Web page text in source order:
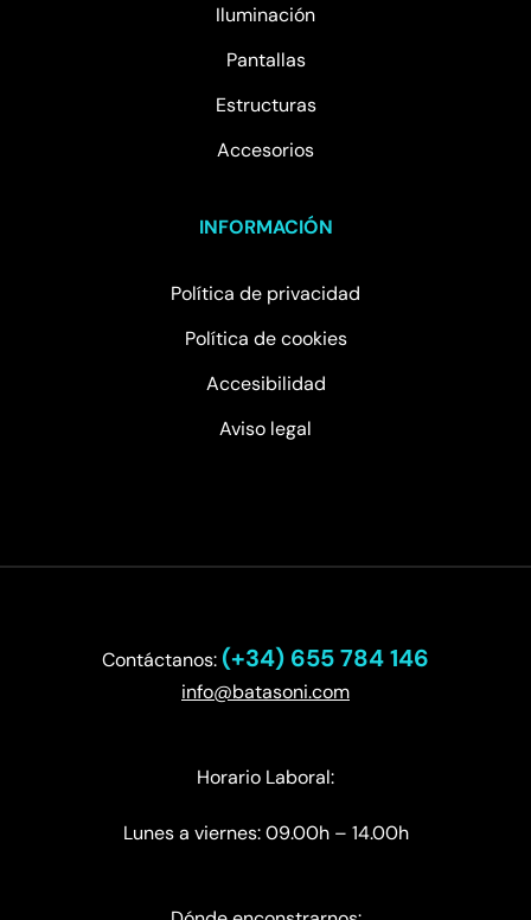
Iluminación
Pantallas
Estructuras
Accesorios
INFORMACIÓN
Política de privacidad
Política de cookies
Accesibilidad
Aviso legal
Contáctanos: (+34) 655 784 146
info@batasoni.com
Horario Laboral:
Lunes a viernes: 09.00h – 14.00h